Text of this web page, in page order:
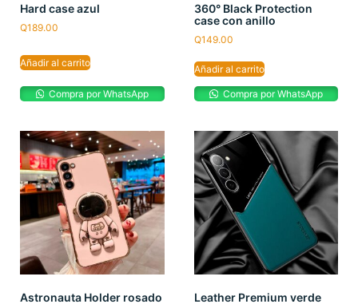
Hard case azul
Q189.00
Añadir al carrito
Compra por WhatsApp
360° Black Protection
case con anillo
Q149.00
Añadir al carrito
Compra por WhatsApp
Astronauta Holder rosado Leather Premium verde